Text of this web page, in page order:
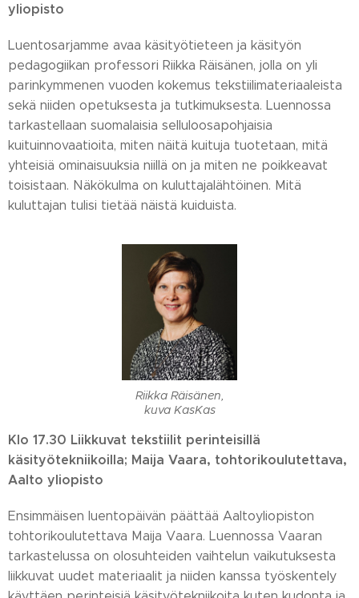
yliopisto
Luentosarjamme avaa käsityötieteen ja käsityön
pedagogiikan professori Riikka Räisänen, jolla on yli
parinkymmenen vuoden kokemus tekstiilimateriaaleista
sekä niiden opetuksesta ja tutkimuksesta. Luennossa
tarkastellaan suomalaisia selluloosapohjaisia
kuituinnovaatioita, miten näitä kuituja tuotetaan, mitä
yhteisiä ominaisuuksia niillä on ja miten ne poikkeavat
toisistaan. Näkökulma on kuluttajalähtöinen. Mitä
kuluttajan tulisi tietää näistä kuiduista.
Riikka Räisänen,
kuva KasKas
Klo 17.30 Liikkuvat tekstiilit perinteisillä
käsityötekniikoilla; Maija Vaara, tohtorikoulutettava,
Aalto yliopisto
Ensimmäisen luentopäivän päättää Aaltoyliopiston
tohtorikoulutettava Maija Vaara. Luennossa Vaaran
tarkastelussa on olosuhteiden vaihtelun vaikutuksesta
liikkuvat uudet materiaalit ja niiden kanssa työskentely